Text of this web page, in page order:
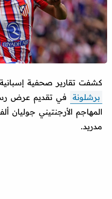
كشفت تقارير صحفية
برشلونة
في تقديم عرض
المهاجم الأرجنتيني جوليان
مدريد.